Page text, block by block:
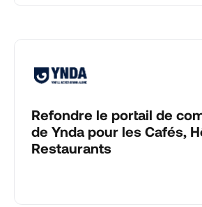
Refondre le portail de
de Ynda pour les Cafés,
Restaurants